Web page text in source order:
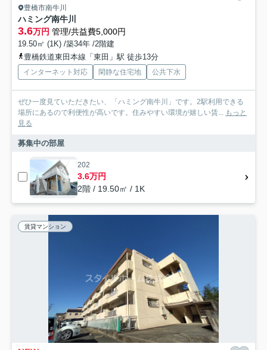
豊橋市南牛川
ハミング南牛川
3.6万円 管理/共益費5,000円
19.50㎡ (1K) /築34年 /2階建
豊橋鉄道東田本線「東田」駅 徒歩13分
インターネット対応 閑静な住宅地 公共下水
ぜひ一度見ていただきたい、「ハミング南牛川」です。2駅利用できる
場所にあるので利便性が高いです。住みやすい環境が嬉しい賃...
もっと
見る
募集中の部屋
202
3.6万円
2階 / 19.50㎡ / 1K
賃貸マンション